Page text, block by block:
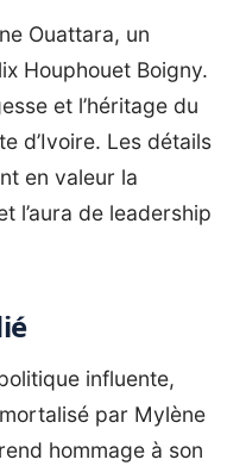
Ouattara, un
Houphouet Boigny.
et l’héritage du
d’Ivoire. Les détails
en valeur la
l’aura de leadership
influente,
par Mylène
hommage à son